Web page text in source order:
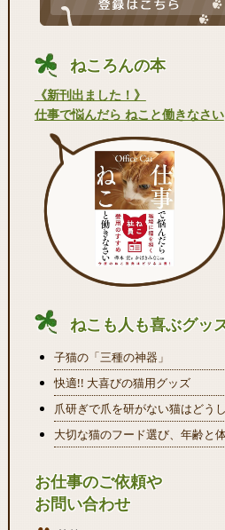
ねころんの本
《新刊出ました！》
仕事で悩んだら ねこと働きなさい
ねこも人も喜ぶグッ
子猫の「三種の神器」
快適!! 大喜びの猫用グッズ
爪研ぎで爪を研がない猫はどう
大切な猫のフード選び、年齢と
お仕事のご依頼や
お問い合わせ